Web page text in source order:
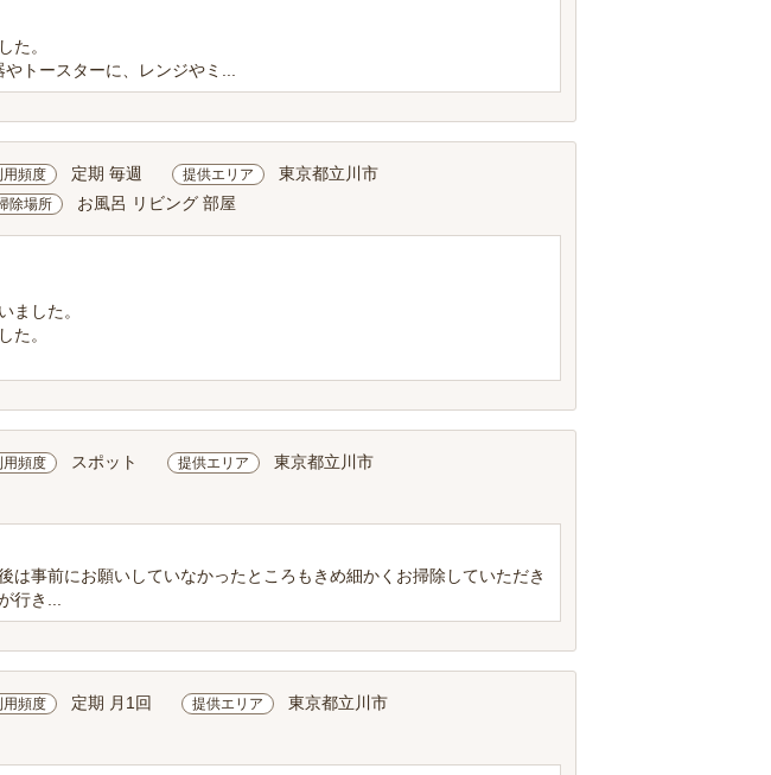
た。
トースターに、レンジやミ...
用頻度 定期 毎週 提供エリア 東京都立川市
除場所 お風呂 リビング 部屋
した。
た。
用頻度 スポット 提供エリア 東京都立川市
事前にお願いしていなかったところもきめ細かくお掃除していただき
行き...
用頻度 定期 月1回 提供エリア 東京都立川市